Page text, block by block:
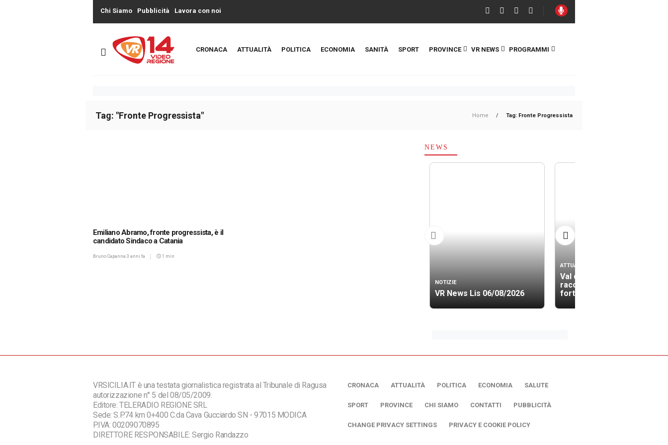
Chi Siamo Pubblicità Lavora con noi
CRONACA ATTUALITÀ POLITICA ECONOMIA SANITÀ SPORT PROVINCE VR NEWS PROGRAMMI
Tag: "Fronte Progressista" Home / Tag: Fronte Progressista
Emiliano Abramo, fronte progressista, è il
candidato Sindaco a Catania
Bruno Capanna 3 anni fa 1 min
NEWS
NOTIZIE
VR News Lis 06/08/2026
ATTUALITÀ
Val di Noto 1693: l’INGV
racconta in digitale il più
forte sisma d’Italia
VRSICILIA.IT è una testata giornalistica registrata al Tribunale di Ragusa
autorizzazione n° 5 del 08/05/2009.
Editore: TELERADIO REGIONE SRL
Sede: S.P.74 km 0+400 C.da Cava Gucciardo SN - 97015 MODICA
P.IVA: 00209070895
DIRETTORE RESPONSABILE: Sergio Randazzo
CRONACA ATTUALITÀ POLITICA ECONOMIA SALUTE
SPORT PROVINCE CHI SIAMO CONTATTI PUBBLICITÀ
CHANGE PRIVACY SETTINGS PRIVACY E COOKIE POLICY